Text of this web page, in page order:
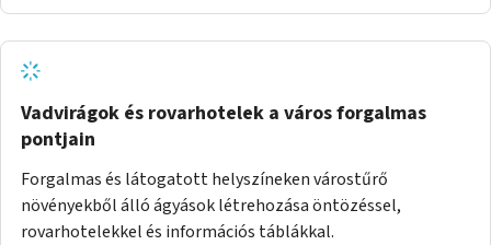
Vadvirágok és rovarhotelek a város forgalmas
pontjain
Forgalmas és látogatott helyszíneken várostűrő
növényekből álló ágyások létrehozása öntözéssel,
rovarhotelekkel és információs táblákkal.